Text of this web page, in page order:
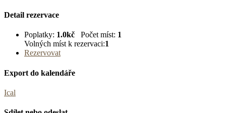
Detail rezervace
Poplatky: 1.0kč Počet míst: 1
Volných míst k rezervaci:1
Rezervovat
Export do kalendáře
Ical